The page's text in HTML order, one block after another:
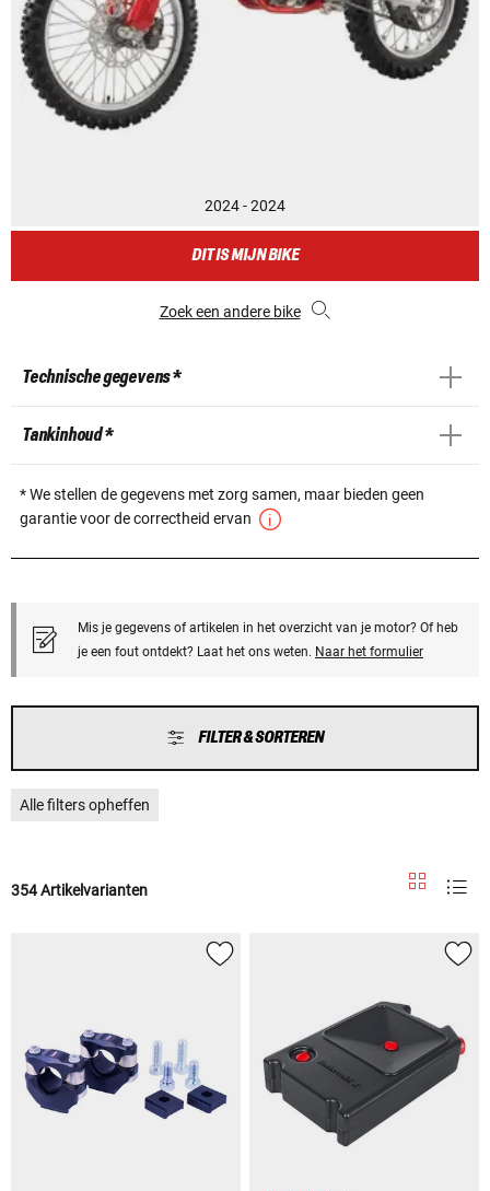
2024 - 2024
DIT IS MIJN BIKE
Zoek een andere bike
Technische gegevens *
Tankinhoud *
* We stellen de gegevens met zorg samen, maar bieden geen
garantie voor de correctheid ervan
Mis je gegevens of artikelen in het overzicht van je motor? Of heb
je een fout ontdekt? Laat het ons weten. Naar het formulier
FILTER & SORTEREN
Alle filters opheffen
354 Artikelvarianten